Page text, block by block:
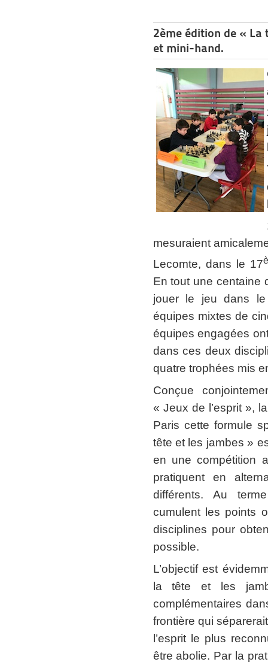
2ème édition de « La
et mini-hand.
mesuraient
Lecomte, dans le 17
En tout une centaine
jouer le jeu dans
équipes mixtes de
équipes engagées
dans ces deux
quatre trophées mis
Conçue
« Jeux de l’esprit »,
Paris cette formule
tête et les jambes »
en une compétition
pratiquent en
différents. Au
cumulent les points
disciplines pour
possible.
L’objectif est
la tête et les
complémentaires
frontière qui
l’esprit le plus
être abolie. Par la